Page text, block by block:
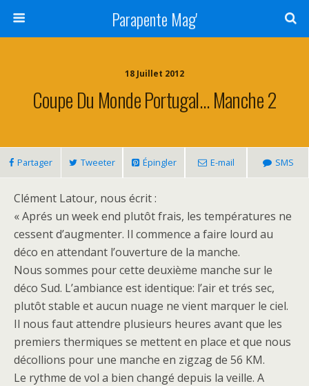
Parapente Mag'
18 Juillet 2012
Coupe Du Monde Portugal… Manche 2
Partager Tweeter Épingler E-mail SMS
Clément Latour, nous écrit :
« Aprés un week end plutôt frais, les températures ne
cessent d’augmenter. Il commence a faire lourd au
déco en attendant l’ouverture de la manche.
Nous sommes pour cette deuxième manche sur le
déco Sud. L’ambiance est identique: l’air et trés sec,
plutôt stable et aucun nuage ne vient marquer le ciel.
Il nous faut attendre plusieurs heures avant que les
premiers thermiques se mettent en place et que nous
décollions pour une manche en zigzag de 56 KM.
Le rythme de vol a bien changé depuis la veille. A